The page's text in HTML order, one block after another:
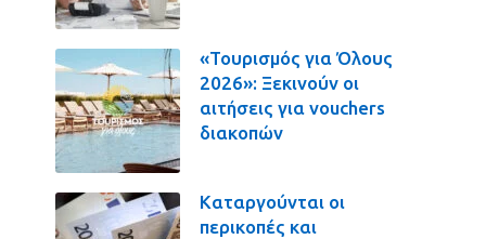
«Τουρισμός για Όλους
2026»: Ξεκινούν οι
αιτήσεις για vouchers
διακοπών
Καταργούνται οι
περικοπές και